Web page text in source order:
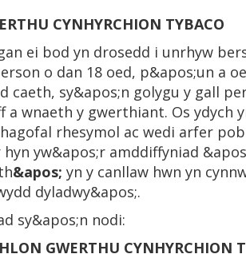
CYNHYRCHION TYBACO
ei bod yn drosedd i unrhyw
o dan 18 oed, p&apos;un a
caeth, sy&apos;n golygu y gall
a wnaeth y gwerthiant. Os ydych
rhesymol ac wedi arfer
yw&apos;r amddiffyniad
&apos; yn y canllaw hwn yn
dyladwy&apos;.
sy&apos;n nodi:
GWERTHU CYNHYRCHION